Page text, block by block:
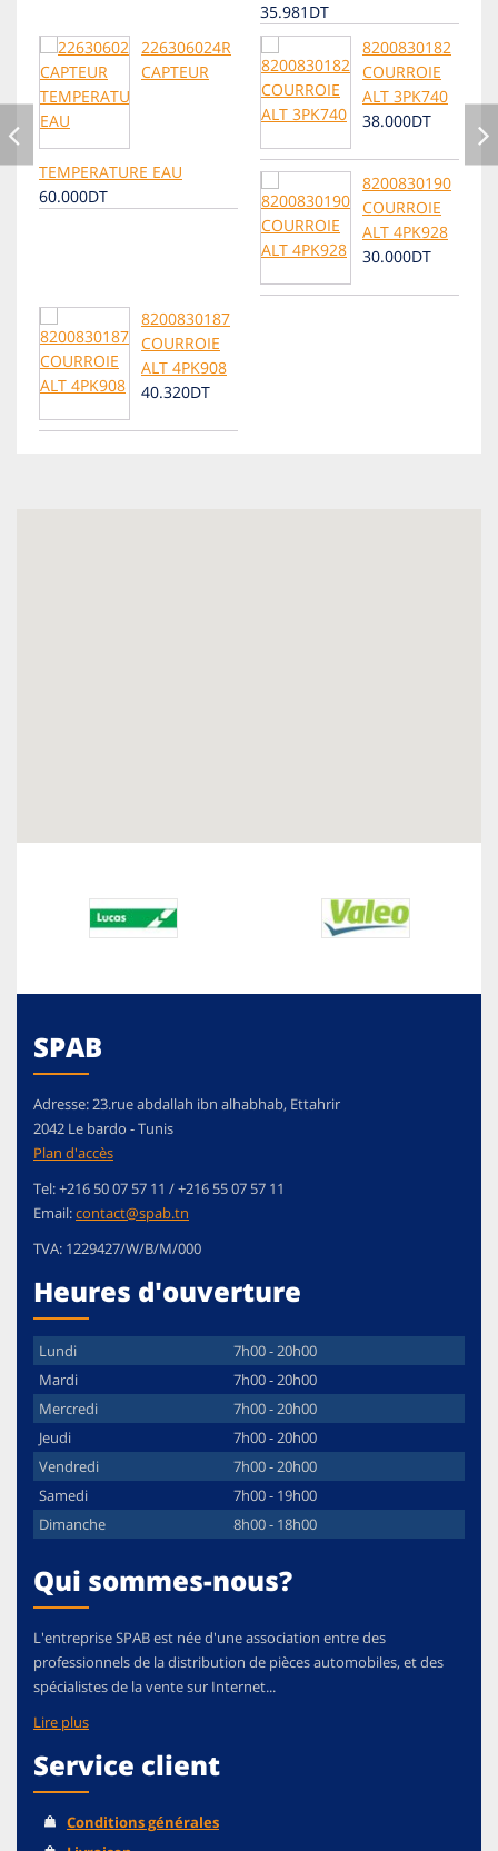
35.981DT
226306024R
CAPTEUR
TEMPERATURE EAU
60.000DT
8200830182
COURROIE
ALT 3PK740
38.000DT
8200830190
COURROIE
ALT 4PK928
30.000DT
8200830187
COURROIE
ALT 4PK908
40.320DT
SPAB
Adresse:23.rue abdallah ibn alhabhab, Ettahrir
2042 Le bardo -Tunis
Plan d'accès
Tel:+216 50 07 57 11 / +216 55 07 57 11
Email:contact@spab.tn
TVA: 1229427/W/B/M/000
Heures d'ouverture
Lundi
7h00 - 20h00
Mardi
7h00 - 20h00
Mercredi
7h00 - 20h00
Jeudi
7h00 - 20h00
Vendredi
7h00 - 20h00
Samedi
7h00 - 19h00
Dimanche
8h00 - 18h00
Qui sommes-nous?
L'entreprise SPAB est née d'une association entre des
professionnels de la distribution de pièces automobiles, et des
spécialistes de la vente sur Internet...
Lire plus
Service client
Conditions générales